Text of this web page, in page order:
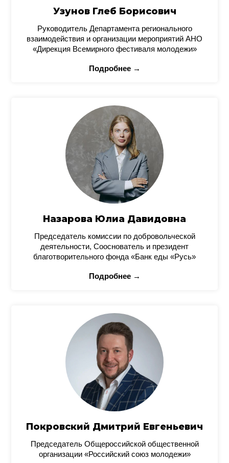
Узунов Глеб Борисович
Руководитель Департамента регионального
взаимодействия и организации мероприятий АНО
«Дирекция Всемирного фестиваля молодежи»
Подробнее →
Назарова Юлиа Давидовна
Председатель комиссии по добровольческой
деятельности, Сооснователь и президент
благотворительного фонда «Банк еды «Русь»
Подробнее →
Покровский Дмитрий Евгеньевич
Председатель Общероссийской общественной
организации «Российский союз молодежи»